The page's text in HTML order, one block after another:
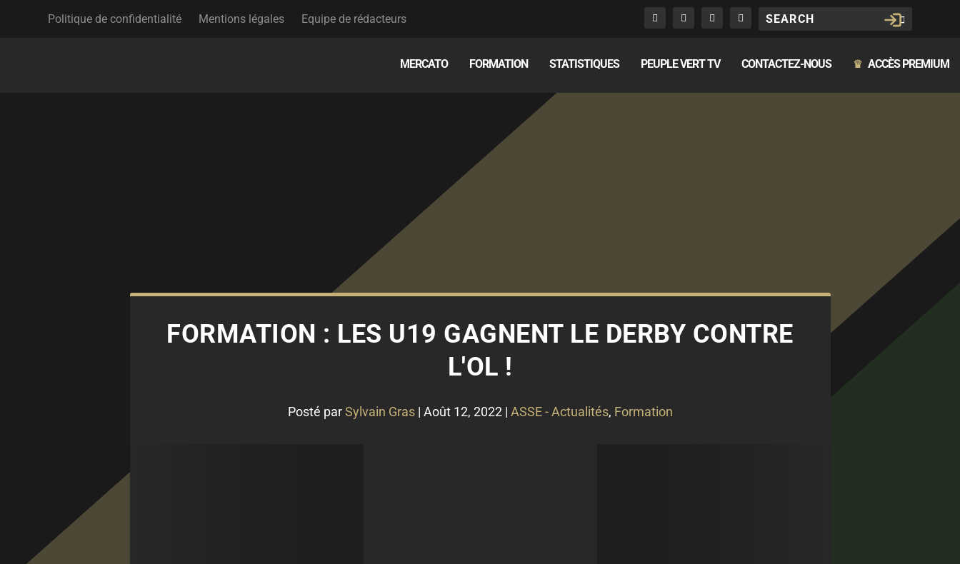
Politique de confidentialité Mentions légales Equipe de rédacteurs
MERCATO FORMATION STATISTIQUES PEUPLE VERT TV CONTACTEZ-NOUS ♛ ACCÈS PREMIUM
FORMATION : LES U19 GAGNENT LE DERBY CONTRE
L'OL !
Posté parSylvain Gras| Août 12, 2022| ASSE - Actualités, Formation